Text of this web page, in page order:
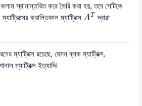
স্থানান্তরিত করে তৈরি করা হয়, তবে সেটিকে
ম্যাট্রিক্সের ক্রান্তিকাল ম্যাট্রিক্সAT
ATদ্বারা
ম্যাট্রিক্স রয়েছে, যেমন ব্লক ম্যাট্রিক্স,
ম্যাট্রিক্স ইত্যাদি।